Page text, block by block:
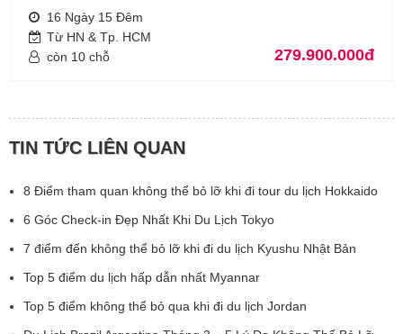
16 Ngày 15 Đêm
Từ HN & Tp. HCM
còn 10 chỗ
279.900.000đ
TIN TỨC LIÊN QUAN
8 Điểm tham quan không thể bỏ lỡ khi đi tour du lịch Hokkaido
6 Góc Check-in Đẹp Nhất Khi Du Lịch Tokyo
7 điểm đến không thể bỏ lỡ khi đi du lịch Kyushu Nhật Bản
Top 5 điểm du lịch hấp dẫn nhất Myannar
Top 5 điểm không thể bỏ qua khi đi du lịch Jordan